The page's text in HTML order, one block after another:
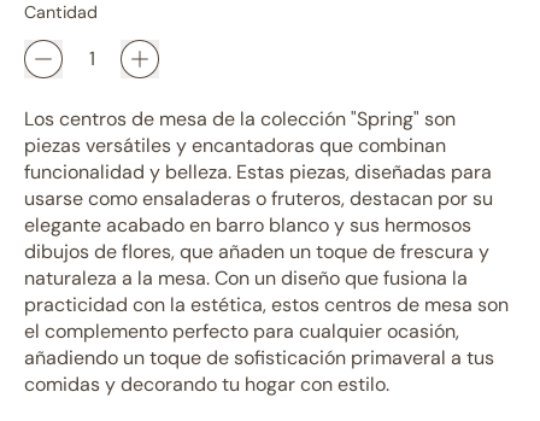
Cantidad
Los centros de mesa de la colección "Spring" son
piezas versátiles y encantadoras que combinan
funcionalidad y belleza. Estas piezas, diseñadas para
usarse como ensaladeras o fruteros, destacan por su
elegante acabado en barro blanco y sus hermosos
dibujos de flores, que añaden un toque de frescura y
naturaleza a la mesa. Con un diseño que fusiona la
practicidad con la estética, estos centros de mesa son
el complemento perfecto para cualquier ocasión,
añadiendo un toque de sofisticación primaveral a tus
comidas y decorando tu hogar con estilo.